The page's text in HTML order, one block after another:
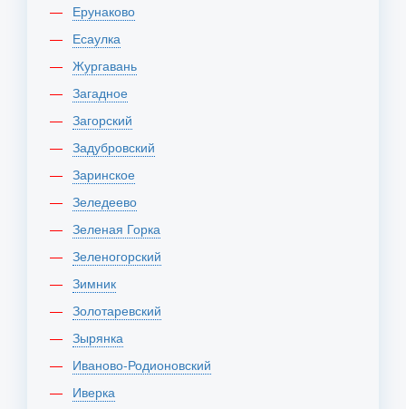
Ерунаково
Есаулка
Жургавань
Загадное
Загорский
Задубровский
Заринское
Зеледеево
Зеленая Горка
Зеленогорский
Зимник
Золотаревский
Зырянка
Иваново-Родионовский
Иверка